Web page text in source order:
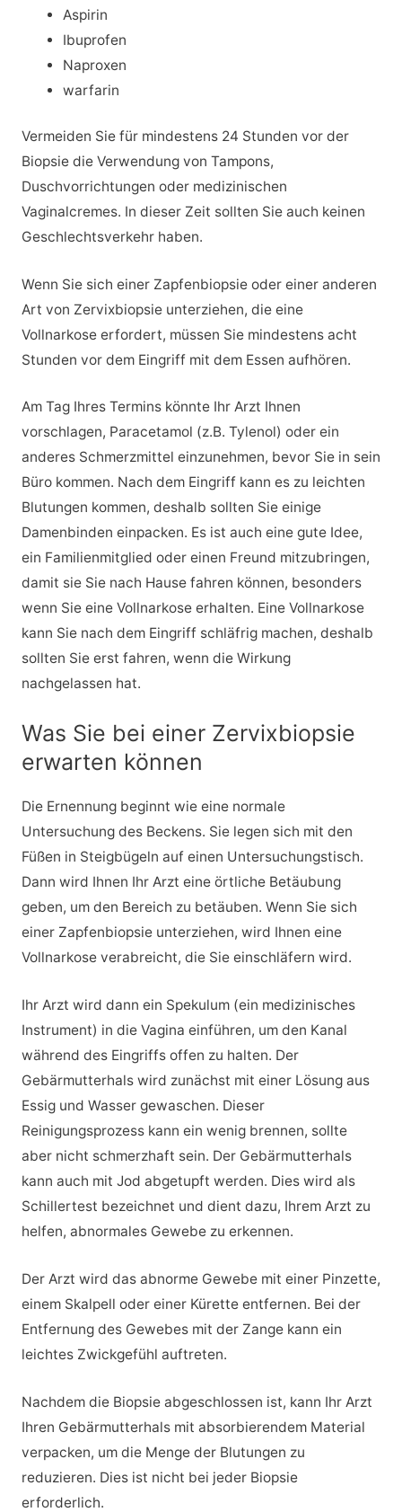
Aspirin
Ibuprofen
Naproxen
warfarin
Vermeiden Sie für mindestens 24 Stunden vor der
Biopsie die Verwendung von Tampons,
Duschvorrichtungen oder medizinischen
Vaginalcremes. In dieser Zeit sollten Sie auch keinen
Geschlechtsverkehr haben.
Wenn Sie sich einer Zapfenbiopsie oder einer anderen
Art von Zervixbiopsie unterziehen, die eine
Vollnarkose erfordert, müssen Sie mindestens acht
Stunden vor dem Eingriff mit dem Essen aufhören.
Am Tag Ihres Termins könnte Ihr Arzt Ihnen
vorschlagen, Paracetamol (z.B. Tylenol) oder ein
anderes Schmerzmittel einzunehmen, bevor Sie in sein
Büro kommen. Nach dem Eingriff kann es zu leichten
Blutungen kommen, deshalb sollten Sie einige
Damenbinden einpacken. Es ist auch eine gute Idee,
ein Familienmitglied oder einen Freund mitzubringen,
damit sie Sie nach Hause fahren können, besonders
wenn Sie eine Vollnarkose erhalten. Eine Vollnarkose
kann Sie nach dem Eingriff schläfrig machen, deshalb
sollten Sie erst fahren, wenn die Wirkung
nachgelassen hat.
Was Sie bei einer Zervixbiopsie
erwarten können
Die Ernennung beginnt wie eine normale
Untersuchung des Beckens. Sie legen sich mit den
Füßen in Steigbügeln auf einen Untersuchungstisch.
Dann wird Ihnen Ihr Arzt eine örtliche Betäubung
geben, um den Bereich zu betäuben. Wenn Sie sich
einer Zapfenbiopsie unterziehen, wird Ihnen eine
Vollnarkose verabreicht, die Sie einschläfern wird.
Ihr Arzt wird dann ein Spekulum (ein medizinisches
Instrument) in die Vagina einführen, um den Kanal
während des Eingriffs offen zu halten. Der
Gebärmutterhals wird zunächst mit einer Lösung aus
Essig und Wasser gewaschen. Dieser
Reinigungsprozess kann ein wenig brennen, sollte
aber nicht schmerzhaft sein. Der Gebärmutterhals
kann auch mit Jod abgetupft werden. Dies wird als
Schillertest bezeichnet und dient dazu, Ihrem Arzt zu
helfen, abnormales Gewebe zu erkennen.
Der Arzt wird das abnorme Gewebe mit einer Pinzette,
einem Skalpell oder einer Kürette entfernen. Bei der
Entfernung des Gewebes mit der Zange kann ein
leichtes Zwickgefühl auftreten.
Nachdem die Biopsie abgeschlossen ist, kann Ihr Arzt
Ihren Gebärmutterhals mit absorbierendem Material
verpacken, um die Menge der Blutungen zu
reduzieren. Dies ist nicht bei jeder Biopsie
erforderlich.